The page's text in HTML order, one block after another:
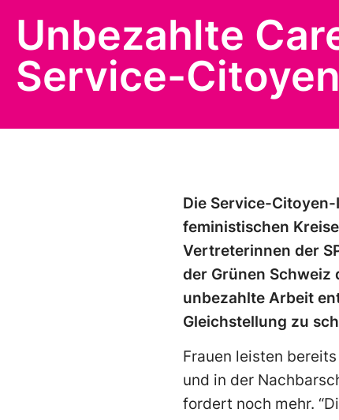
Unbezahlte
Service-
Die Service-
feministischen
Vertreterinnen der
der Grünen
unbezahlte Arbeit
Gleichstellung zu
Frauen leisten
und in der
fordert noch mehr.